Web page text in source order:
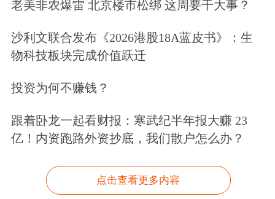
老美非农爆雷 北京楼市松绑 这周要干大事？
沙利文联合发布《2026港股18A蓝皮书》：生
物科技板块完成价值跃迁
投资为何不赚钱？
跟着卧龙一起看财报：寒武纪半年报大赚 23
亿！内资跑路外资抄底，我们散户怎么办？
点击查看更多内容